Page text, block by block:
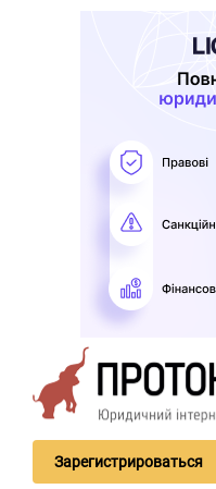
Зарегистрироваться